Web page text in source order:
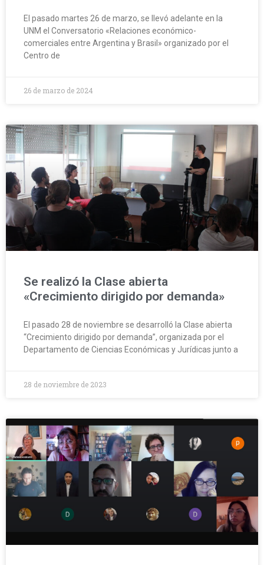
El pasado martes 26 de marzo, se llevó adelante en la
UNM el Conversatorio «Relaciones económico-
comerciales entre Argentina y Brasil» organizado por el
Centro de
26 de marzo de 2024
Se realizó la Clase abierta
«Crecimiento dirigido por demanda»
El pasado 28 de noviembre se desarrolló la Clase abierta
“Crecimiento dirigido por demanda”, organizada por el
Departamento de Ciencias Económicas y Jurídicas junto a
28 de noviembre de 2023